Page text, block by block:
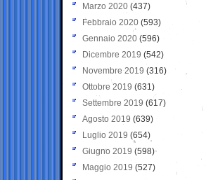
Marzo 2020 (437)
Febbraio 2020 (593)
Gennaio 2020 (596)
Dicembre 2019 (542)
Novembre 2019 (316)
Ottobre 2019 (631)
Settembre 2019 (617)
Agosto 2019 (639)
Luglio 2019 (654)
Giugno 2019 (598)
Maggio 2019 (527)